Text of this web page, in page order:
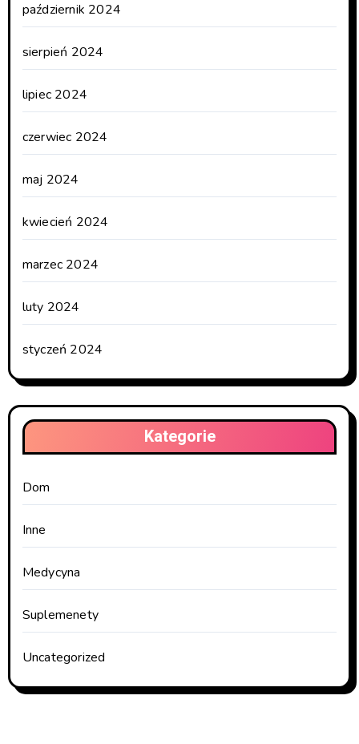
październik 2024
sierpień 2024
lipiec 2024
czerwiec 2024
maj 2024
kwiecień 2024
marzec 2024
luty 2024
styczeń 2024
Kategorie
Dom
Inne
Medycyna
Suplemenety
Uncategorized